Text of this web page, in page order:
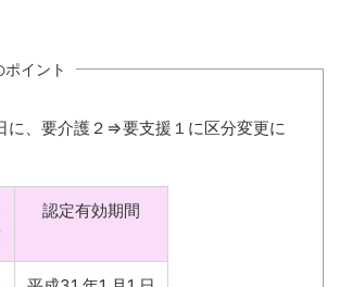
イント
に、要介護２⇒要支援１に区分変更に
認定有効期間